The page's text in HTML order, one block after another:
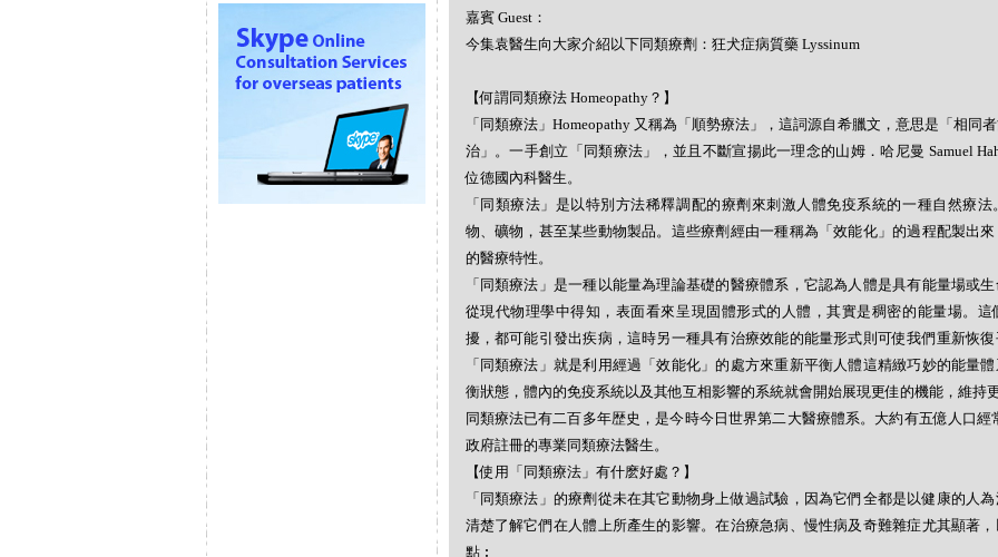
嘉賓 Guest：
今集袁醫生向大家介紹以下同類療劑：狂犬症病質藥 Lyssinum
【何謂同類療法 Homeopathy？】
「同類療法」Homeopathy 又稱為「順勢療法」，這詞源自希臘文，意思是「相同
治」。一手創立「同類療法」，並且不斷宣揚此一理念的山姆．哈尼曼 Samuel
位德國內科醫生。
「同類療法」是以特別方法稀釋調配的療劑來刺激人體免疫系統的一種自然療
物、礦物，甚至某些動物製品。這些療劑經由一種稱為「效能化」的過程配製出
的醫療特性。
「同類療法」是一種以能量為理論基礎的醫療體系，它認為人體是具有能量場或
從現代物理學中得知，表面看來呈現固體形式的人體，其實是稠密的能量場。這
擾，都可能引發出疾病，這時另一種具有治療效能的能量形式則可使我們重新恢
「同類療法」就是利用經過「效能化」的處方來重新平衡人體這精緻巧妙的能量
衡狀態，體內的免疫系統以及其他互相影響的系統就會開始展現更佳的機能，維持
同類療法已有二百多年歴史，是今時今日世界第二大醫療體系。大約有五億人口經
政府註冊的專業同類療法醫生。
【使用「同類療法」有什麽好處？】
「同類療法」的療劑從未在其它動物身上做過試驗，因為它們全都是以健康的人
清楚了解它們在人體上所產生的影響。在治療急病、慢性病及奇難雜症尤其顯著
點︰